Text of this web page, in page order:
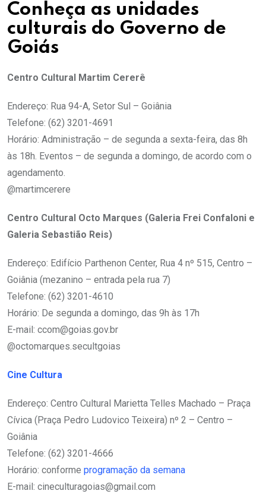
Conheça as unidades
culturais do Governo de
Goiás
Centro Cultural Martim Cererê
Endereço: Rua 94-A, Setor Sul – Goiânia
Telefone: (62) 3201-4691
Horário: Administração – de segunda a sexta-feira, das 8h
às 18h. Eventos – de segunda a domingo, de acordo com o
agendamento.
@martimcerere
Centro Cultural Octo Marques (Galeria Frei Confaloni e
Galeria Sebastião Reis)
Endereço: Edifício Parthenon Center, Rua 4 nº 515, Centro –
Goiânia (mezanino – entrada pela rua 7)
Telefone: (62) 3201-4610
Horário: De segunda a domingo, das 9h às 17h
E-mail: ccom@goias.gov.br
@octomarques.secultgoias
Cine Cultura
Endereço: Centro Cultural Marietta Telles Machado – Praça
Cívica (Praça Pedro Ludovico Teixeira) nº 2 – Centro –
Goiânia
Telefone: (62) 3201-4666
Horário: conforme programação da semana
E-mail: cineculturagoias@gmail.com